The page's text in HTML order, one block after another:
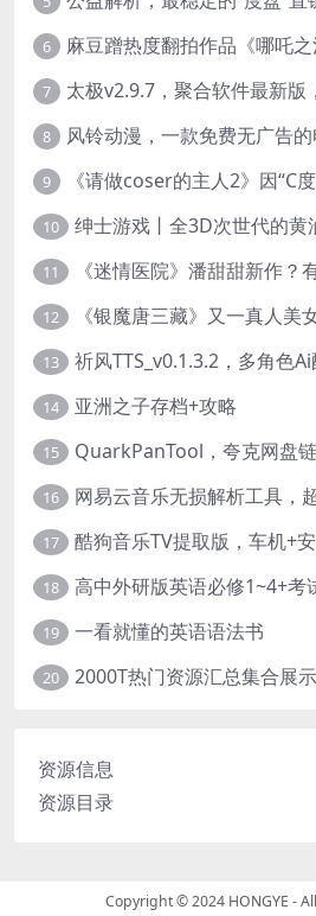
6
7 太极v2.9.7，聚合软件最新版
8 风铃动漫，一款免费无广告的
9
10
11
12
13
14 亚洲之子存档+攻略
15
16 网易云音乐无损解析工具，
17 酷狗音乐TV提取版，车机+
18 高中外研版英语必修1~4+考
19 一看就懂的英语语法书
20 2000T热门资源汇总集合展示
资源信息
资源目录
Copyright © 2024 HONGYE -